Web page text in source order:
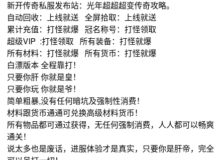
新开传奇私服发布站：光年超超超变传奇攻略。
自动回收：上线就送 全屏拾取：上线就送
累计充值：打怪就爆 冠名称号：打怪领取
超级VIP :打怪领取 所有装备：打怪就爆
所有材料：打怪就爆 所有货币：打怪就爆
白漂版本 全程靠打！
只要你肝 你就是皇！
只要你玩 你就是爷！
简单粗暴,没有任何暗坑及强制性消费！
材料跟货币通通可兑换高级材料货币！
所有物品都可通过获得，无任何强制消费，人人都可以畅爽
通关！
说太多也是废话，进服体验才是真实，只要你是肝帝，完全